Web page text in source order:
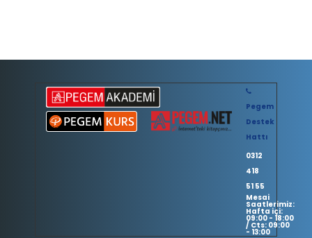
Pegem
Destek
Hattı
0312
418
51 55
Mesai
Saatlerimiz:
Hafta içi:
09:00 - 18:00
/ Cts: 09:00
- 13:00